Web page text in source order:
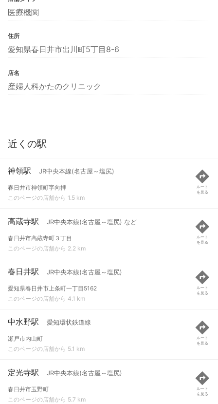
医療機関
住所
愛知県春日井市出川町5丁目8-6
店名
産婦人科かたのクリニック
近くの駅
神領駅 JR中央本線(名古屋～塩尻)
春日井市神領町字向拝
このページの店舗から 1.5 km
ルート
を見る
高蔵寺駅 JR中央本線(名古屋～塩尻) など
春日井市高蔵寺町３丁目
このページの店舗から 2.2 km
ルート
を見る
春日井駅 JR中央本線(名古屋～塩尻)
愛知県春日井市上条町一丁目5162
このページの店舗から 4.1 km
ルート
を見る
中水野駅 愛知環状鉄道線
瀬戸市内山町
このページの店舗から 5.1 km
ルート
を見る
定光寺駅 JR中央本線(名古屋～塩尻)
春日井市玉野町
このページの店舗から 5.7 km
ルート
を見る